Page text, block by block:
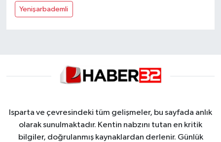
Yenişarbademli
Isparta ve çevresindeki tüm gelişmeler, bu sayfada anlık
olarak sunulmaktadır. Kentin nabzını tutan en kritik
bilgiler, doğrulanmış kaynaklardan derlenir. Günlük